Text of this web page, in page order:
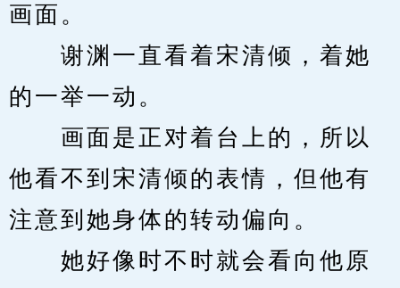
画面。
谢渊一直看着宋清倾，着她
的一举一动。
画面是正对着台上的，所以
他看不到宋清倾的表情，但他有
注意到她身体的转动偏向。
她好像时不时就会看向他原